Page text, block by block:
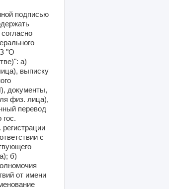
подписью
"О
а)
выписку
документы,
физ. лица),
перевод
гос.
с
б)
от имени